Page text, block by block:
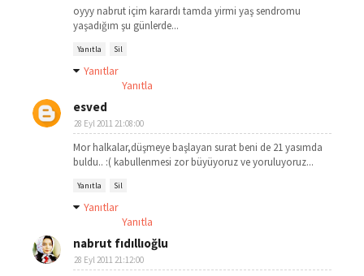
oyyy nabrut içim karardı tamda yirmi yaş sendromu
yaşadığım şu günlerde...
Yanıtla Sil
Yanıtlar
Yanıtla
esved
28 Eyl 2011 21:08:00
Mor halkalar,düşmeye başlayan surat beni de 21 yasımda
buldu.. :( kabullenmesi zor büyüyoruz ve yoruluyoruz...
Yanıtla Sil
Yanıtlar
Yanıtla
nabrut fıdıllıoğlu
28 Eyl 2011 21:12:00